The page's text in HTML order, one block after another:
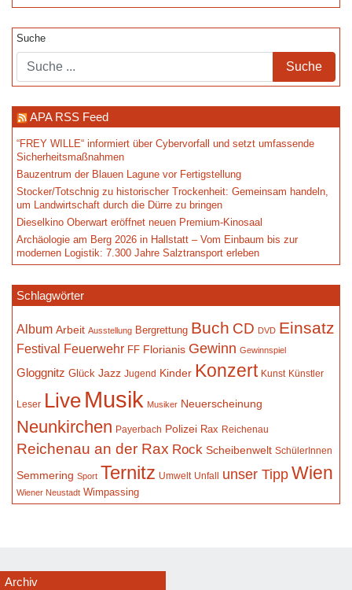
Suche
APA RSS Feed
“FREY WILLE“ informiert über Cybervorfall und setzt umfassende
Sicherheitsmaßnahmen
Bauzentrum der Blauen Lagune vor Fertigstellung
Stocker/Totschnig zu historischer Trockenheit: Gemeinsam handeln,
um Landwirtschaft durch die Dürre zu bringen
Dieselkino Oberwart eröffnet neuen Premium-Kinosaal
Archäologie am Berg 2026 in Hallstatt – Vom Einbaum bis zur
modernen Logistik: 7.300 Jahre Salztransport erleben
Schlagwörter
Album Arbeit Ausstellung Bergrettung Buch CD DVD Einsatz
Festival Feuerwehr FF Florianis Gewinn Gewinnspiel
Gloggnitz Glück Jazz Jugend Kinder Konzert Kunst Künstler
Leser Live Musik Musiker Neuerscheinung
Neunkirchen Payerbach Polizei Rax Reichenau
Reichenau an der Rax Rock Scheibenwelt SchülerInnen
Semmering Sport Ternitz Umwelt Unfall unser TippWien
Wiener Neustadt Wimpassing
Archiv